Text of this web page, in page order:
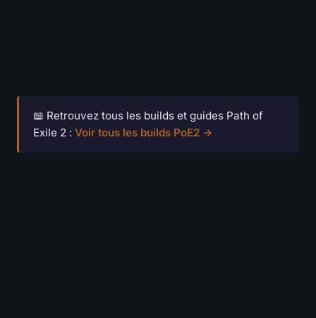
📖 Retrouvez tous les builds et guides Path of
Exile 2 : Voir tous les builds PoE2 →